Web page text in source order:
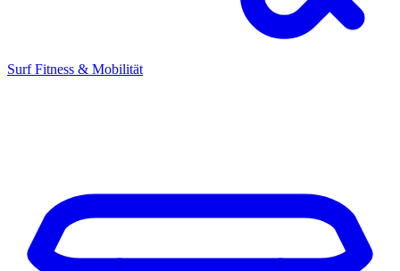
Surf Fitness & Mobilität